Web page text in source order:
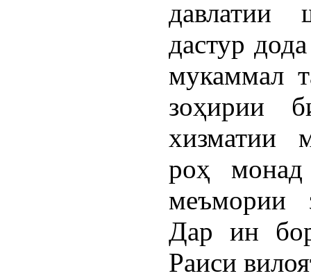
давлатии
дастур
мукаммал
зоҳирии
хизматии
роҳ
меъмории
Дар ин
Раиси